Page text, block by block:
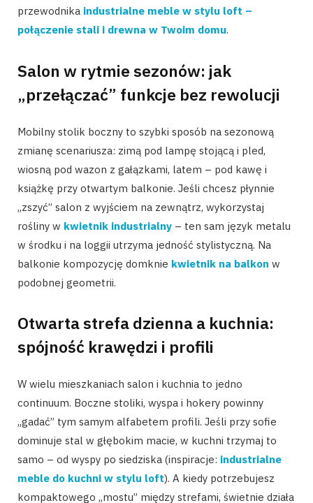
przewodnika industrialne meble w stylu loft –
połączenie stali i drewna w Twoim domu.
Salon w rytmie sezonów: jak
„przełączać” funkcje bez rewolucji
Mobilny stolik boczny to szybki sposób na sezonową
zmianę scenariusza: zimą pod lampę stojącą i pled,
wiosną pod wazon z gałązkami, latem – pod kawę i
książkę przy otwartym balkonie. Jeśli chcesz płynnie
„zszyć” salon z wyjściem na zewnątrz, wykorzystaj
rośliny w kwietnik industrialny – ten sam język metalu
w środku i na loggii utrzyma jedność stylistyczną. Na
balkonie kompozycję domknie kwietnik na balkon w
podobnej geometrii.
Otwarta strefa dzienna a kuchnia:
spójność krawędzi i profili
W wielu mieszkaniach salon i kuchnia to jedno
continuum. Boczne stoliki, wyspa i hokery powinny
„gadać” tym samym alfabetem profili. Jeśli przy sofie
dominuje stal w głębokim macie, w kuchni trzymaj to
samo – od wyspy po siedziska (inspiracje: industrialne
meble do kuchni w stylu loft). A kiedy potrzebujesz
kompaktowego „mostu” między strefami, świetnie działa